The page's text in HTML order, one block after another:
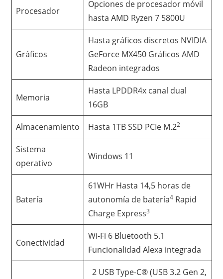
Procesador
Opciones de procesador móvil
hasta AMD Ryzen 7 5800U
Gráficos
Hasta gráficos discretos NVIDIA
GeForce MX450 Gráficos AMD
Radeon integrados
Memoria
Hasta LPDDR4x canal dual
16GB
Almacenamiento Hasta 1TB SSD PCIe M.22
Sistema
operativo
Windows 11
Batería
61WHr Hasta 14,5 horas de
autonomía de batería4Rapid
Charge Express3
Conectividad
Wi-Fi 6 Bluetooth 5.1
Funcionalidad Alexa integrada
2 USB Type-C® (USB 3.2 Gen 2,